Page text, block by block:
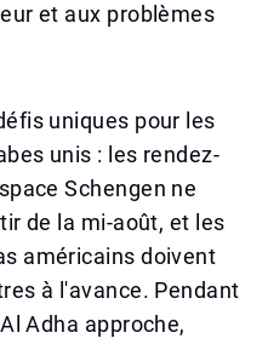
et aux problèmes
uniques pour les
unis : les rendez-
Schengen ne
de la mi-août, et les
américains doivent
à l'avance. Pendant
Adha approche,